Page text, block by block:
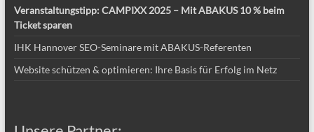
Veranstaltungstipp: CAMPIXX 2025 – Mit ABAKUS 10 % beim
Ticket sparen
IHK Hannover SEO-Seminare mit ABAKUS-Referenten
Website schützen & optimieren: Ihre Basis für Erfolg im Netz